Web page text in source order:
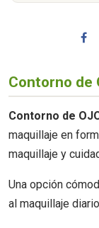
Contorno de
Contorno de
maquillaje en
maquillaje y
Una opción
al maquillaje